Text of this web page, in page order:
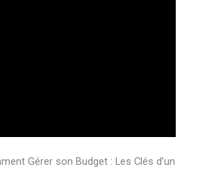
Gérer son Budget : Les Clés d’un